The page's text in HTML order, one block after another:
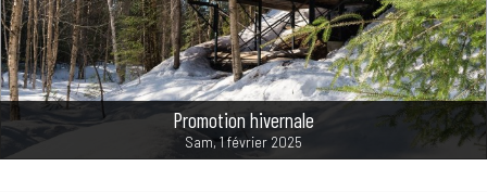
Promotion hivernale
Sam, 1 février 2025